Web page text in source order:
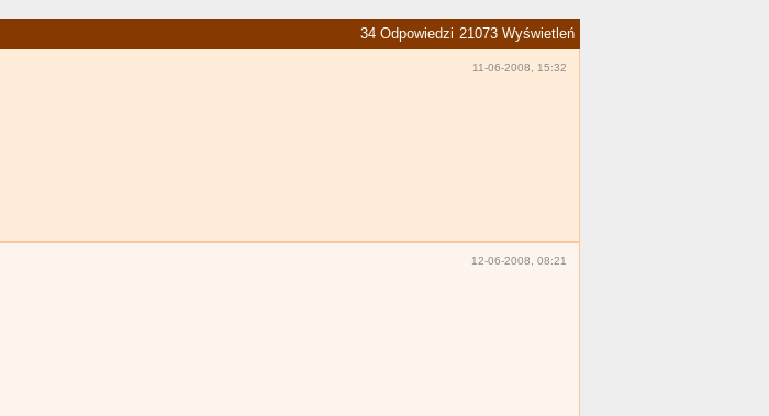
34 Odpowiedzi 21073 Wyświetleń
11-06-2008, 15:32
12-06-2008, 08:21